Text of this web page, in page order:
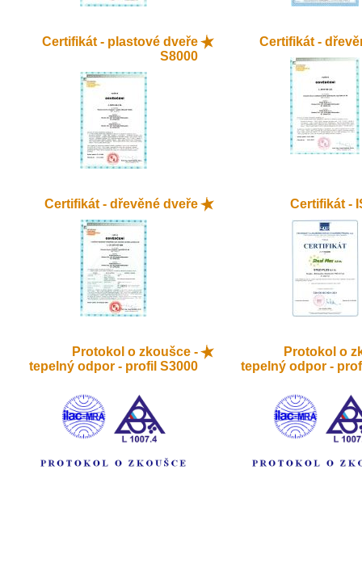
Certifikát - plastové dveře
S8000
Certifikát -
Certifikát - dřevěné dveře Certifikát -
Protokol o zkoušce -
tepelný odpor - profil S3000
Protokol o
tepelný odpor -